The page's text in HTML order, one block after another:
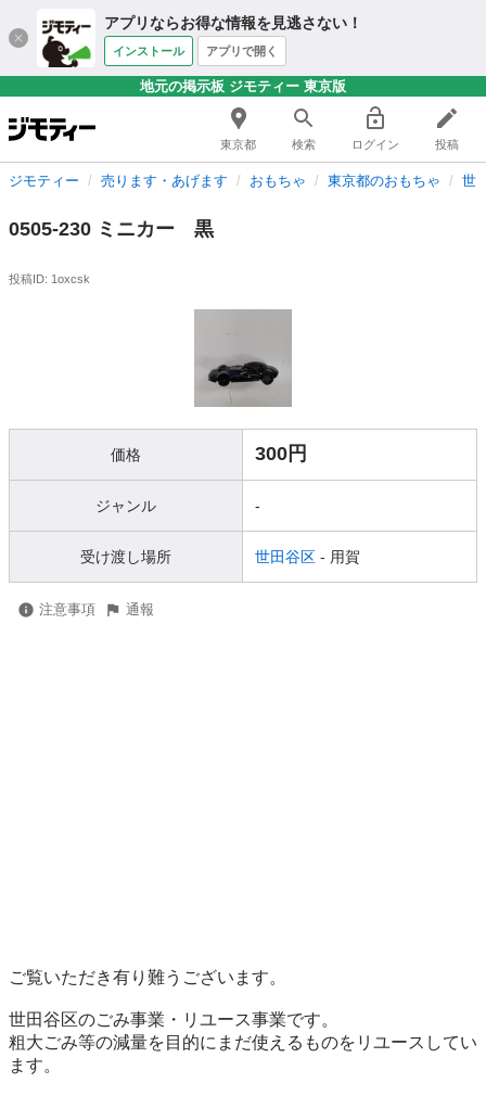
アプリならお得な情報を見逃さない！
インストール アプリで開く
地元の掲示板 ジモティー 東京版
東京都 検索 ログイン 投稿
ジモティー 売ります・あげます おもちゃ 東京都のおもちゃ 世
0505-230 ミニカー 黒
投稿ID: 1oxcsk
価格 300円
ジャンル -
受け渡し場所 世田谷区 - 用賀
注意事項 通報
ご覧いただき有り難うございます。
世⽥⾕区のごみ事業・リユース事業です。
粗⼤ごみ等の減量を⽬的にまだ使えるものをリユースしてい
ます。